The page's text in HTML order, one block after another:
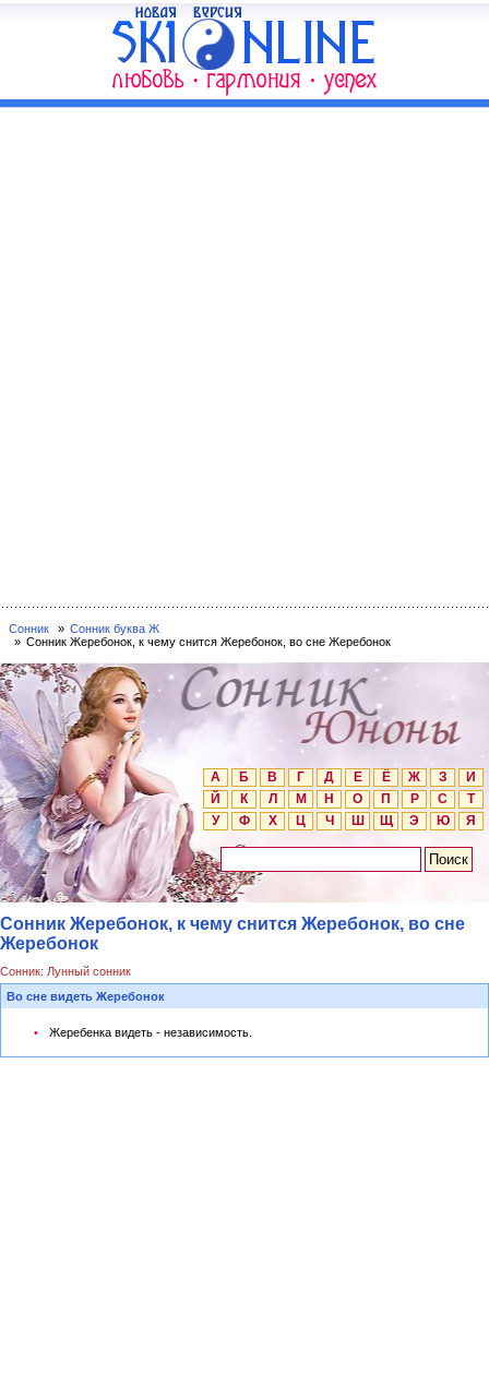
Сонник
Сонник буква Ж
Сонник Жеребонок, к чему снится Жеребонок, во сне Жеребонок
А Б В Г Д Е Ё Ж З
И
Й
К Л М Н О П Р С
Т
У
Ф Х Ц Ч Ш Щ Э Ю Я
Сонник Жеребонок, к чему снится Жеребонок, во сне
Жеребонок
Сонник: Лунный сонник
Во сне видеть Жеребонок
Жеребенка видеть - независимость.